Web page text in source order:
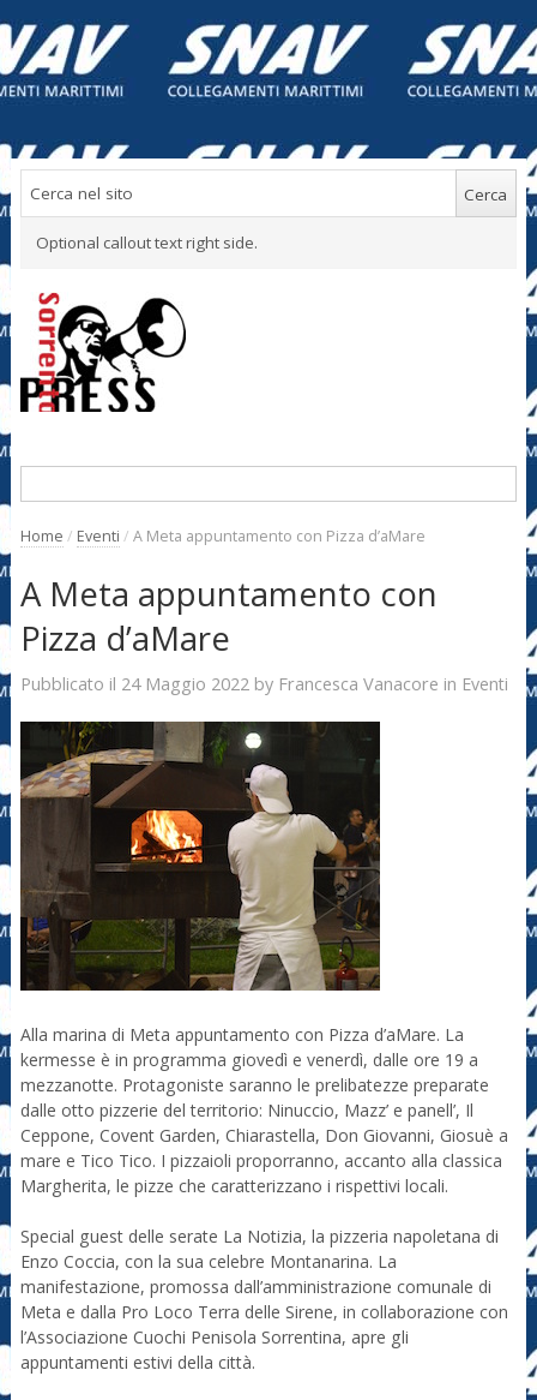
Optional callout text right side.
Home / Eventi / A Meta appuntamento con Pizza d’aMare
A Meta appuntamento con
Pizza d’aMare
Pubblicato il 24 Maggio 2022by Francesca Vanacore in Eventi
Alla marina di Meta appuntamento con Pizza d’aMare. La
kermesse è in programma giovedì e venerdì, dalle ore 19 a
mezzanotte. Protagoniste saranno le prelibatezze preparate
dalle otto pizzerie del territorio: Ninuccio, Mazz’ e panell’, Il
Ceppone, Covent Garden, Chiarastella, Don Giovanni, Giosuè a
mare e Tico Tico. I pizzaioli proporranno, accanto alla classica
Margherita, le pizze che caratterizzano i rispettivi locali.
Special guest delle serate La Notizia, la pizzeria napoletana di
Enzo Coccia, con la sua celebre Montanarina. La
manifestazione, promossa dall’amministrazione comunale di
Meta e dalla Pro Loco Terra delle Sirene, in collaborazione con
l’Associazione Cuochi Penisola Sorrentina, apre gli
appuntamenti estivi della città.